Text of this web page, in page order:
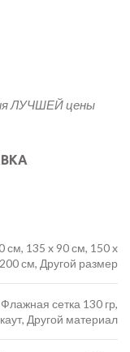
ЛУЧШЕЙ цены
см, 135 x 90 см, 150 x
см, Другой размер
сетка 130 гр,
Другой материал